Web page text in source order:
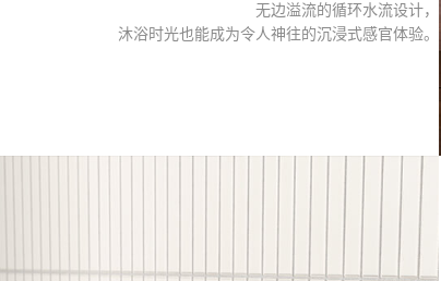
无边溢流的循环水流设计，
沐浴时光也能成为令人神往的沉浸式感官体验。